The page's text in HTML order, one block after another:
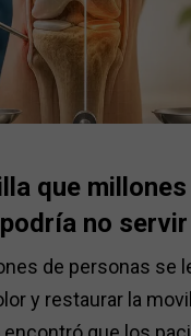
que
no
de personas se
y restaurar la